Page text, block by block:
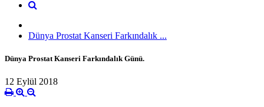
Dünya Prostat Kanseri Farkındalık ...
Dünya Prostat Kanseri Farkındalık Günü.
12 Eylül 2018